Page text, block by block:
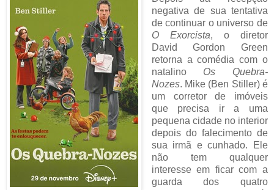
negativa de sua tentativa
de continuar o universo de
O Exorcista, o diretor
David Gordon Green
retorna a comédia com o
natalino Os Quebra-
Nozes. Mike (Ben Stiller) é
um corretor de imóveis
que precisa ir a uma
pequena cidade no interior
depois do falecimento de
sua irmã e cunhado. Ele
não tem qualquer
interesse em ficar com a
guarda dos quatro